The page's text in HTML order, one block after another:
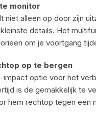
monitor
alleen op door zijn
details. Het
om je voortgang
op te bergen
optie voor het
is de gemakkelijk te
hem rechtop tegen een